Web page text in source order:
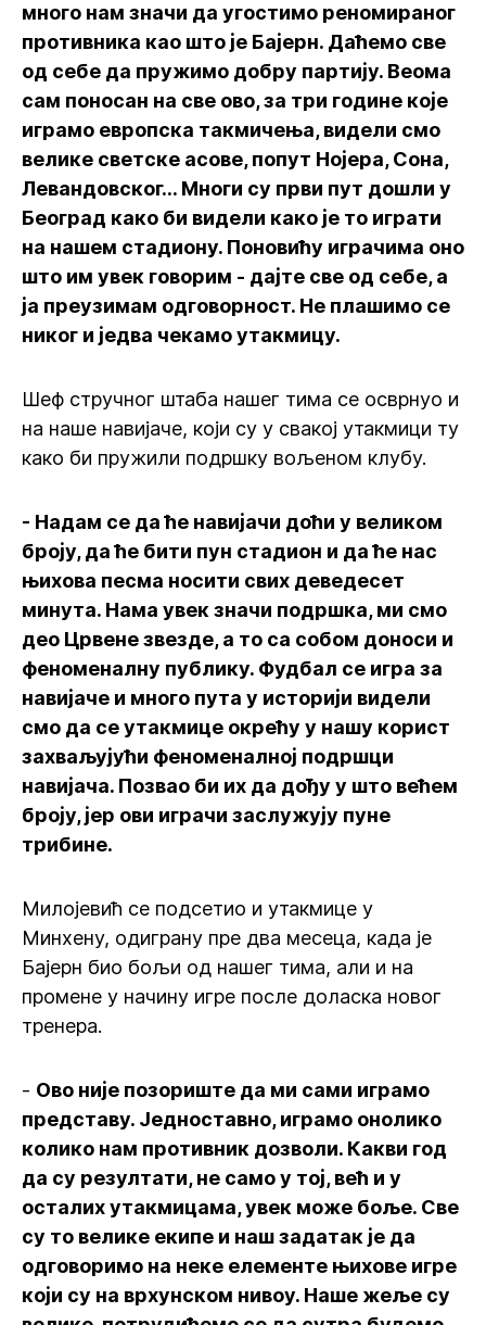
много нам значи да угостимо реномираног
противника као што је Бајерн. Даћемо све
од себе да пружимо добру партију. Веома
сам поносан на све ово, за три године које
играмо европска такмичења, видели смо
велике светске асове, попут Нојера, Сона,
Левандовског... Многи су први пут дошли у
Београд како би видели како је то играти
на нашем стадиону. Поновићу играчима оно
што им увек говорим - дајте све од себе, а
ја преузимам одговорност. Не плашимо се
никог и једва чекамо утакмицу.
Шеф стручног штаба нашег тима се осврнуо и
на наше навијаче, који су у свакој утакмици ту
како би пружили подршку вољеном клубу.
- Надам се да ће навијачи доћи у великом
броју, да ће бити пун стадион и да ће нас
њихова песма носити свих деведесет
минута. Нама увек значи подршка, ми смо
део Црвене звезде, а то са собом доноси и
феноменалну публику. Фудбал се игра за
навијаче и много пута у историји видели
смо да се утакмице окрећу у нашу корист
захваљујући феноменалној подршци
навијача. Позвао би их да дођу у што већем
броју, јер ови играчи заслужују пуне
трибине.
Милојевић се подсетио и утакмице у
Минхену, одиграну пре два месеца, када је
Бајерн био бољи од нашег тима, али и на
промене у начину игре после доласка новог
тренера.
- Ово није позориште да ми сами играмо
представу. Једноставно, играмо онолико
колико нам противник дозволи. Какви год
да су резултати, не само у тој, већ и у
осталих утакмицама, увек може боље. Све
су то велике екипе и наш задатак је да
одговоримо на неке елементе њихове игре
који су на врхунском нивоу. Наше жеље су